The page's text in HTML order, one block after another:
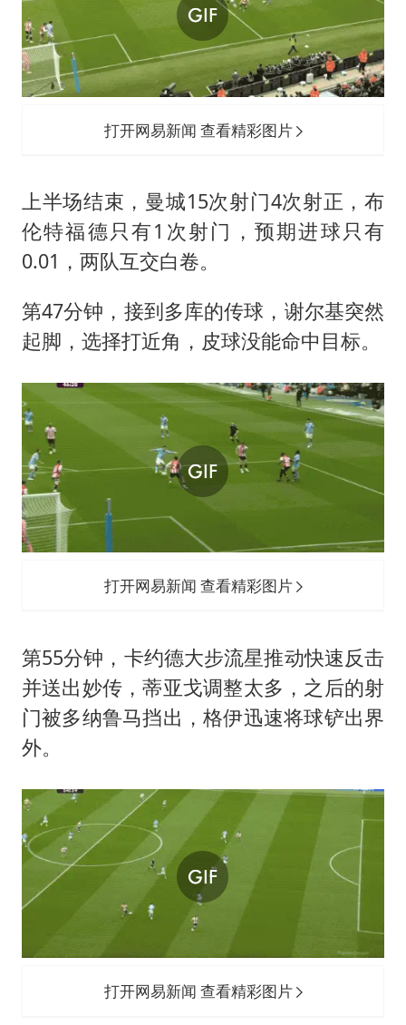
打开网易新闻 查看精彩图片
上半场结束，曼城15次射门4次射正，布
伦特福德只有1次射门，预期进球只有
0.01，两队互交白卷。
第47分钟，接到多库的传球，谢尔基突然
起脚，选择打近角，皮球没能命中目标。
打开网易新闻 查看精彩图片
第55分钟，卡约德大步流星推动快速反击
并送出妙传，蒂亚戈调整太多，之后的射
门被多纳鲁马挡出，格伊迅速将球铲出界
外。
打开网易新闻 查看精彩图片